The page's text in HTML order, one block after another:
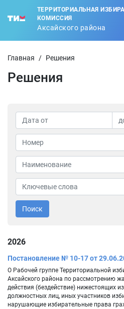
ТЕРРИТОРИАЛЬНАЯ
КОМИССИЯ
Аксайского района
Главная / Решения
Решения
Поиск
2026
Постановление № 10-17 от
О Рабочей группе Территориальной
Аксайского района по рассмотрению
действия (бездействие) нижестоящих
должностных лиц, иных участников
нарушающие избирательные права